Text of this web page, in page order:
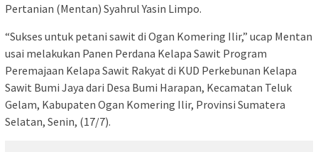
Pertanian (Mentan) Syahrul Yasin Limpo.
“Sukses untuk petani sawit di Ogan Komering Ilir,” ucap Mentan
usai melakukan Panen Perdana Kelapa Sawit Program
Peremajaan Kelapa Sawit Rakyat di KUD Perkebunan Kelapa
Sawit Bumi Jaya dari Desa Bumi Harapan, Kecamatan Teluk
Gelam, Kabupaten Ogan Komering Ilir, Provinsi Sumatera
Selatan, Senin, (17/7).